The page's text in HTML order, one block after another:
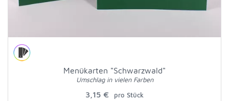
Menükarten "Schwarzwald"
Umschlag in vielen Farben
3,15 € pro Stück